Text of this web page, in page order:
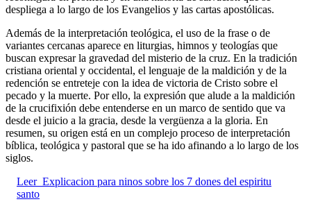
despliega a lo largo de los Evangelios y las cartas apostólicas.
Además de la interpretación teológica, el uso de la frase o de
variantes cercanas aparece en liturgias, himnos y teologías que
buscan expresar la gravedad del misterio de la cruz. En la tradición
cristiana oriental y occidental, el lenguaje de la maldición y de la
redención se entreteje con la idea de victoria de Cristo sobre el
pecado y la muerte. Por ello, la expresión que alude a la maldición
de la crucifixión debe entenderse en un marco de sentido que va
desde el juicio a la gracia, desde la vergüenza a la gloria. En
resumen, su origen está en un complejo proceso de interpretación
bíblica, teológica y pastoral que se ha ido afinando a lo largo de los
siglos.
Leer Explicacion para ninos sobre los 7 dones del espiritu
santo